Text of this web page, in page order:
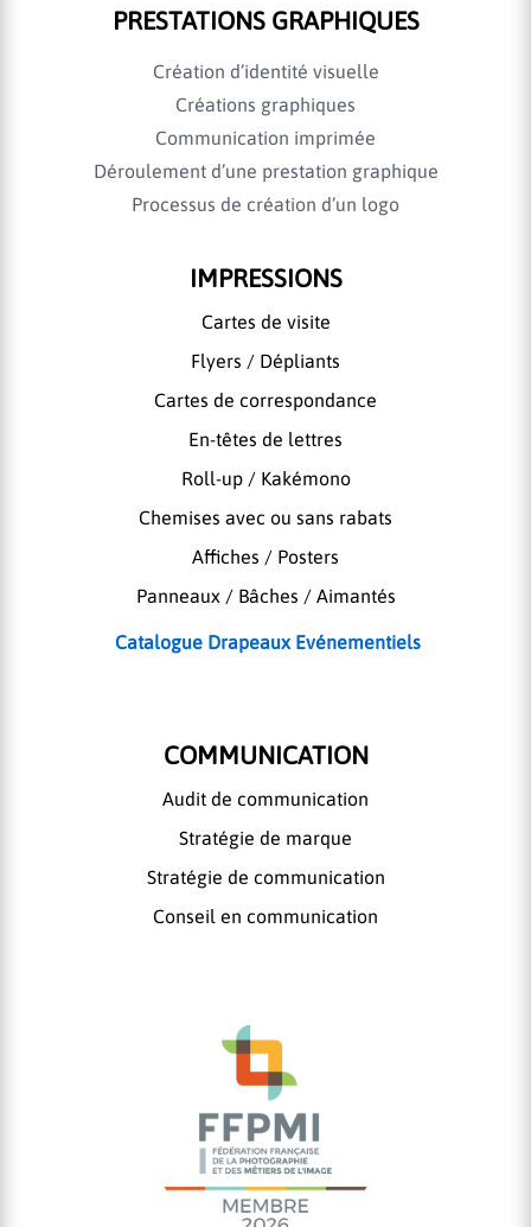
PRESTATIONS GRAPHIQUES
Création d’identité visuelle
Créations graphiques
Communication imprimée
Déroulement d’une prestation graphique
Processus de création d’un logo
IMPRESSIONS
Cartes de visite
Flyers / Dépliants
Cartes de correspondance
En-têtes de lettres
Roll-up / Kakémono
Chemises avec ou sans rabats
Affiches / Posters
Panneaux / Bâches / Aimantés
Catalogue Drapeaux Evénementiels
COMMUNICATION
Audit de communication
Stratégie de marque
Stratégie de communication
Conseil en communication